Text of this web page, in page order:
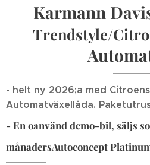
Karmann
Trendstyle/
- helt ny 2026;a med
Automatväxellåda.
- En oanvänd demo-bil, säljs
månadersAutoconcept